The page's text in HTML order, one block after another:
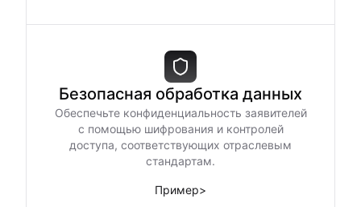
Безопасная обработка данных
Обеспечьте конфиденциальность заявителей
с помощью шифрования и контролей
доступа, соответствующих отраслевым
стандартам.
Пример>